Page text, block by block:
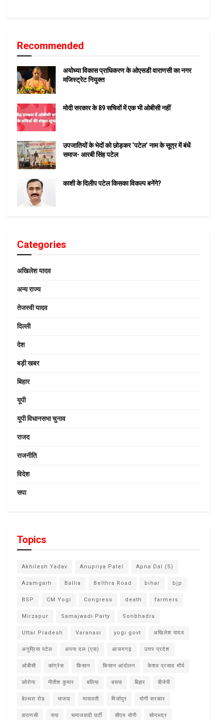
Recommended
अयोध्या विकास प्राधिकरण के ओएसडी वाराणसी का नगर
मजिस्ट्रेट नियुक्त
मोदी सरकार के 89 सचिवों में एक भी ओबीसी नहीं
उपजातियों के भेदों को छोड़कर ‘पटेल’ नाम के सूत्र में बंधें
समाज- आरबी सिंह पटेल
काशी के दिलीप पटेल किसका विकल्प बनेंगे?
Categories
अखिलेश यादव
अन्य राज्य
तेजस्वी यादव
दिल्ली
देश
बड़ी खबर
बिहार
यूपी
यूपी विधानसभा चुनाव
राजद
राजनीति
विदेश
सपा
Topics
Akhilesh Yadav Anupriya Patel Apna Dal (S)
Azamgarh Ballia Belthra Road bihar bjp
BSP CM Yogi Congress death farmers
Mirzapur Samajwadi Party Sonbhadra
Uttar Pradesh Varanasi yogi govt अखिलेश यादव
अनुप्रिया पटेल अपना दल (एस) आजमगढ़ उत्तर प्रदेश
ओबीसी कांग्रेस किसान किसान आंदोलन केशव प्रसाद मौर्य
कोरोना नीतीश कुमार बलिया बसपा बिहार बीजेपी
बेल्थरा रोड भाजपा मायावती मिर्जापुर योगी सरकार
वाराणसी सपा समाजवादी पार्टी सीएम योगी सोनभद्र